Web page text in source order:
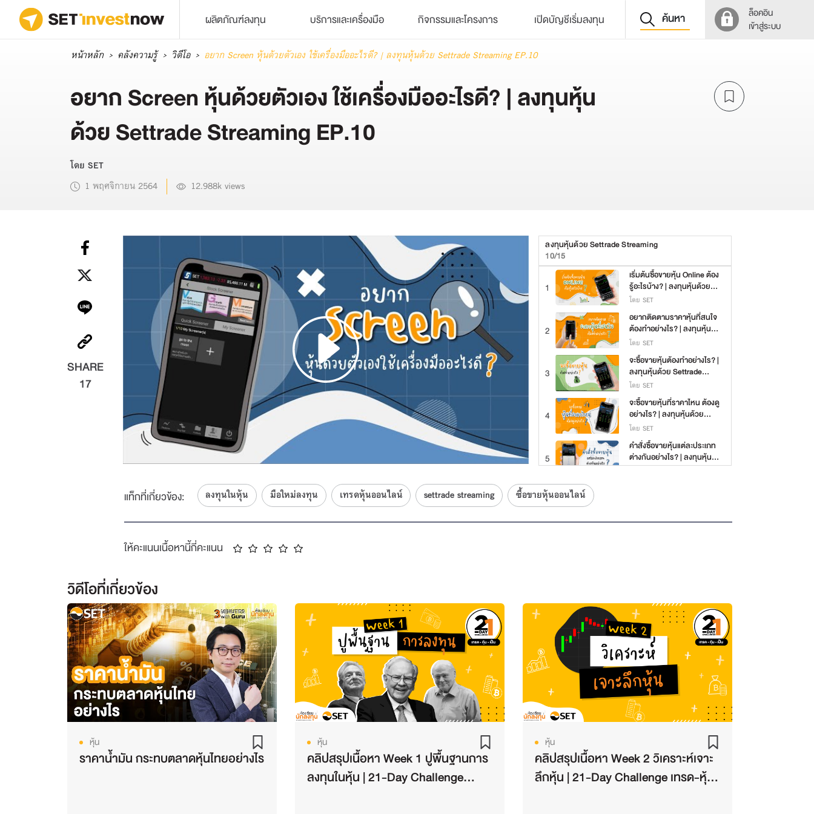
ผลิตภัณฑ์ลงทุน บริการและเครื่องมือ กิจกรรมและโครงการ เปิดบัญชีเริ่มลงทุน ค้นหา
ล็อคอิน
เข้าสู่ระบบ
หน้าหลัก คลังความรู้ วิดีโอ อยาก Screen หุ้นด้วยตัวเอง ใช้เครื่องมืออะไรดี? | ลงทุนหุ้นด้วย Settrade Streaming EP.10
อยาก Screen หุ้นด้วยตัวเอง ใช้เครื่องมืออะไรดี? | ลงทุนหุ้น
ด้วย Settrade Streaming EP.10
โดย SET
1 พฤศจิกายน 2564
12.988k views
SHARE
17
ลงทุนหุ้นด้วย Settrade Streaming
10/15
1
เริ่มต้นซื้อขายหุ้น Online ต้อง
รู้อะไรบ้าง? | ลงทุนหุ้นด้วย
Settrade Streaming EP.1
โดย SET
2
อยากติดตามราคาหุ้นที่สนใจ
ต้องทำอย่างไร? | ลงทุนหุ้น
ด้วย Settrade Streaming
EP.2
โดย SET
3
จะซื้อขายหุ้นต้องทำอย่างไร? |
ลงทุนหุ้นด้วย Settrade
Streaming EP.3
โดย SET
4
จะซื้อขายหุ้นที่ราคาไหน ต้องดู
อย่างไร? | ลงทุนหุ้นด้วย
Settrade Streaming EP.4
โดย SET
5
คำสั่งซื้อขายหุ้นแต่ละประเภท
ต่างกันอย่างไร? | ลงทุนหุ้น
ด้วย Settrade Streaming
6
หุ้นมีตั้งมากมาย จะเลือก
อย่างไรดี? | ลงทุนหุ้นด้วย
Settrade Streaming EP.9
โดย SET
อยาก Screen หุ้นด้วยตัวเอง
ใช้เครื่องมืออะไรดี? | ลงทุนหุ้น
ด้วย Settrade Streaming
EP.10
โดย SET
11
อยากซื้อหุ้นให้ทัน ไม่ตกรถ ทำ
ไงดี? | ลงทุนหุ้นด้วย
Settrade Streaming EP.11
12
ไม่อยากขาดทุนเยอะ ตั้ง Stop
Loss ยังไงดี? | ลงทุนหุ้นด้วย
Settrade Streaming EP.12
โดย SET
ถ้าอยากใช้กราฟเทคนิค เริ่ม
แท็กที่เกี่ยวข้อง: ลงทุนในหุ้น มือใหม่ลงทุน เทรดหุ้นออนไลน์ settrade streaming ซื้อขายหุ้นออนไลน์
ให้คะแนนเนื้อหานี้กี่คะแนน
วิดีโอที่เกี่ยวข้อง
หุ้น
ราคาน้ำมัน กระทบตลาดหุ้นไทยอย่างไร
หุ้น
คลิปสรุปเนื้อหา Week 1 ปูพื้นฐานการ
ลงทุนในหุ้น | 21-Day Challenge
หุ้น
คลิปสรุปเนื้อหา Week 2 วิเคราะห์เจาะ
ลึกหุ้น | 21-Day Challenge เทรด-หุ้น-